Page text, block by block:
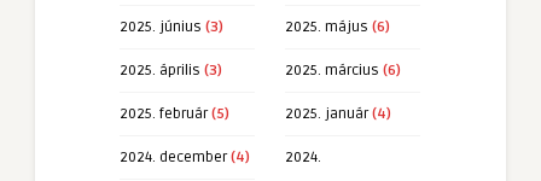
2025. június (3) 2025. május (6)
2025. április (3) 2025. március (6)
2025. február(5) 2025. január(4)
2024. december(4) 2024.